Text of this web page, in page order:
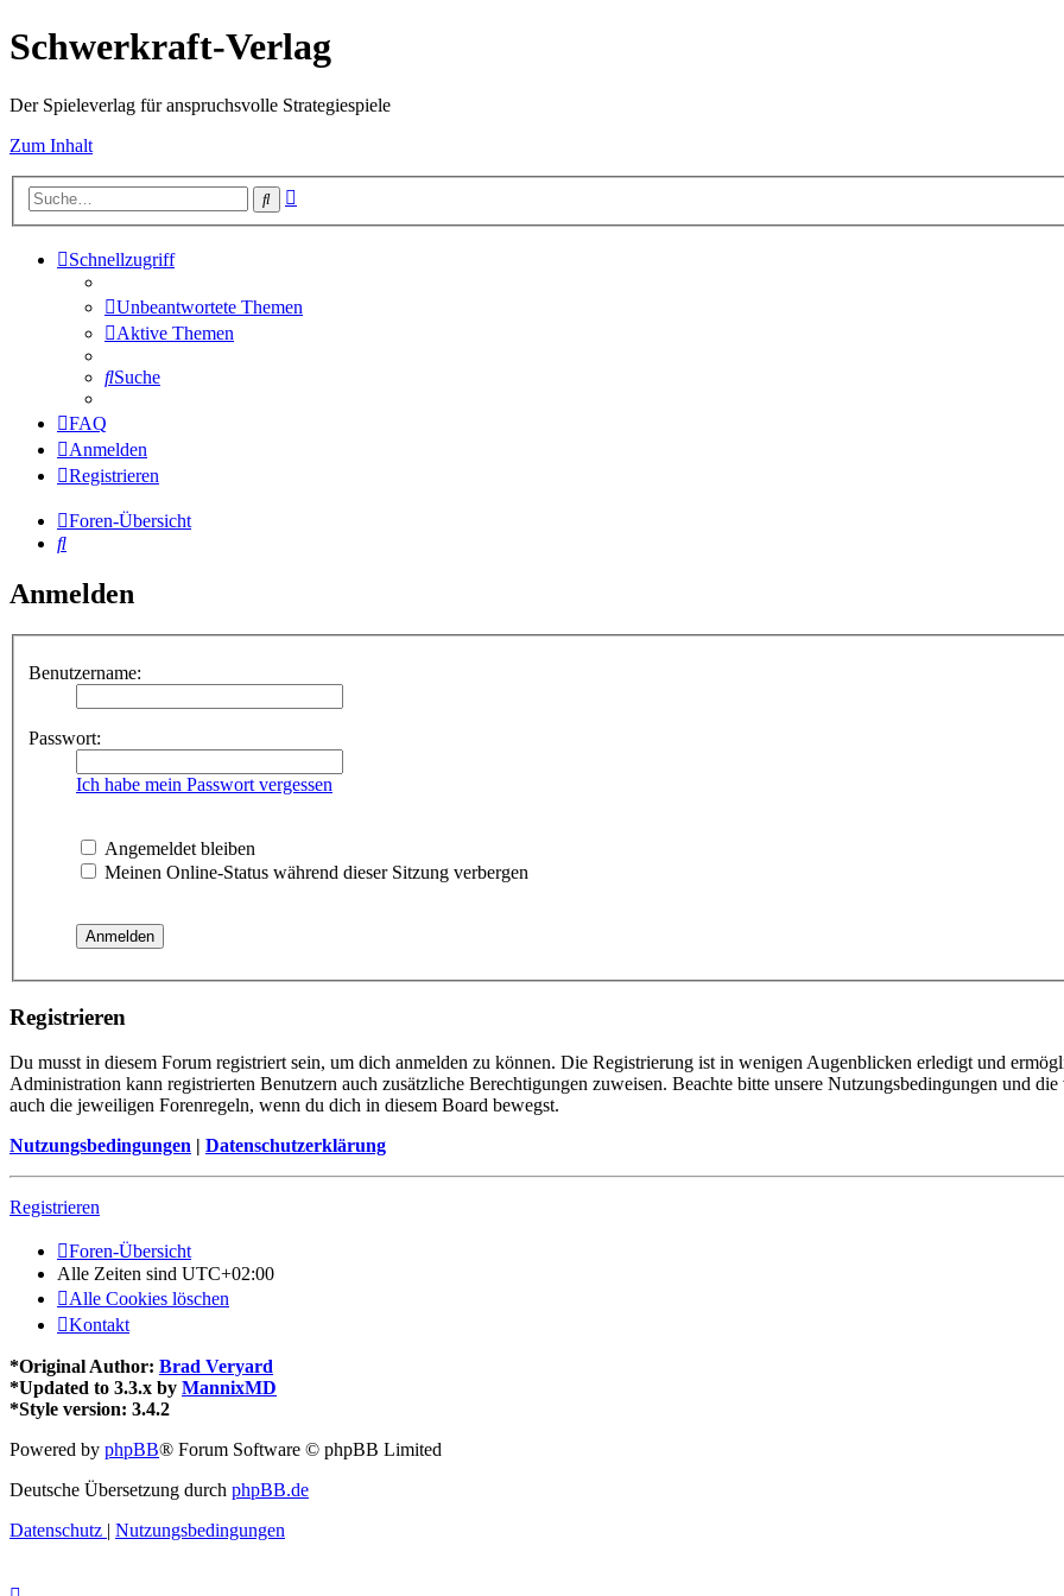
Schwerkraft-Verlag
Der Spieleverlag für anspruchsvolle Strategiespiele
Zum Inhalt
Suche
Schnellzugriff
Unbeantwortete Themen
Aktive Themen
Suche
FAQ
Anmelden
Registrieren
Foren-Übersicht
Suche
Anmelden
Benutzername:
Passwort:
Ich habe mein Passwort vergessen
Angemeldet bleiben
Meinen Online-Status während dieser Sitzung verbergen
Registrieren
Du musst in diesem Forum registriert sein, um dich anmelden zu können. Die Registrierung ist in wenigen Augenblicken erledigt und
Administration kann registrierten Benutzern auch zusätzliche Berechtigungen zuweisen. Beachte bitte unsere Nutzungsbedingungen und
auch die jeweiligen Forenregeln, wenn du dich in diesem Board bewegst.
Nutzungsbedingungen | Datenschutzerklärung
Registrieren
Foren-Übersicht
Alle Zeiten sind UTC+02:00
Alle Cookies löschen
Kontakt
*Original Author: Brad Veryard
*Updated to 3.3.x by MannixMD
*Style version: 3.4.2
Powered by phpBB® Forum Software © phpBB Limited
Deutsche Übersetzung durch phpBB.de
Datenschutz | Nutzungsbedingungen